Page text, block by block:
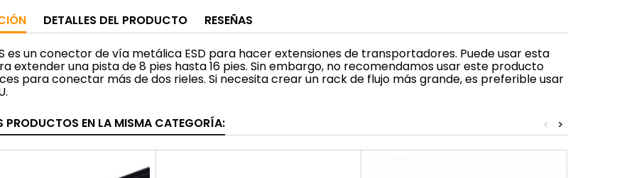
DETALLES DEL PRODUCTO RESEÑAS
es un conector de vía metálica ESD para hacer extensiones de transportadores. Puede usar esta
extender una pista de 8 pies hasta 16 pies. Sin embargo, no recomendamos usar este producto
para conectar más de dos rieles. Si necesita crear un rack de flujo más grande, es preferible usar
PRODUCTOS EN LA MISMA CATEGORÍA:
>
<